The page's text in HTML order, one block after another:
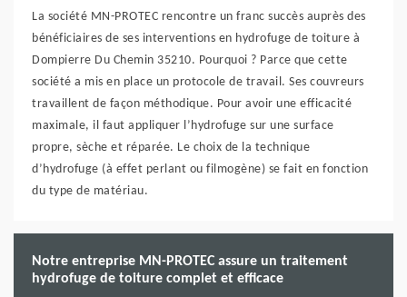
La société MN-PROTEC rencontre un franc succès auprès des
bénéficiaires de ses interventions en hydrofuge de toiture à
Dompierre Du Chemin 35210. Pourquoi ? Parce que cette
société a mis en place un protocole de travail. Ses couvreurs
travaillent de façon méthodique. Pour avoir une efficacité
maximale, il faut appliquer l’hydrofuge sur une surface
propre, sèche et réparée. Le choix de la technique
d’hydrofuge (à effet perlant ou filmogène) se fait en fonction
du type de matériau.
Notre entreprise MN-PROTEC assure un traitement
hydrofuge de toiture complet et efficace